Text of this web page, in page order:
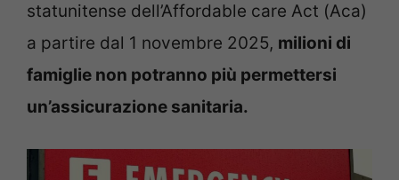
statunitense dell’Affordable care Act (Aca)
a partire dal 1 novembre 2025, milioni di
famiglie non potranno più permettersi
un’assicurazione sanitaria.